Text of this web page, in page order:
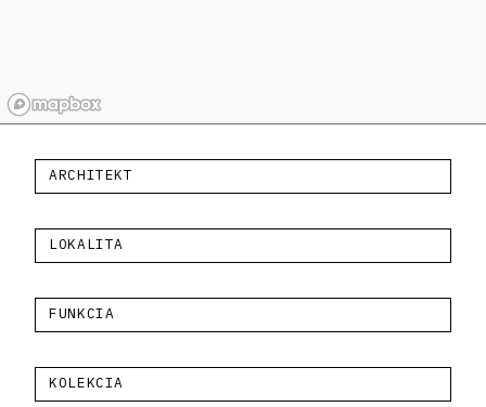
ARCHITEKT
LOKALITA
FUNKCIA
KOLEKCIA